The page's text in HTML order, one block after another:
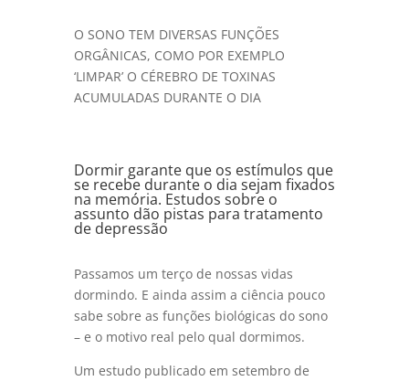
O SONO TEM DIVERSAS FUNÇÕES
ORGÂNICAS, COMO POR EXEMPLO
‘LIMPAR’ O CÉREBRO DE TOXINAS
ACUMULADAS DURANTE O DIA
Dormir garante que os estímulos que
se recebe durante o dia sejam fixados
na memória. Estudos sobre o
assunto dão pistas para tratamento
de depressão
Passamos um terço de nossas vidas
dormindo. E ainda assim a ciência pouco
sabe sobre as funções biológicas do sono
– e o motivo real pelo qual dormimos.
Um estudo publicado em setembro de